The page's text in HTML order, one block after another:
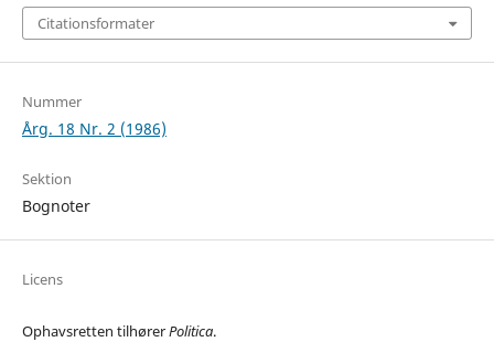
Citationsformater
Nummer
Årg. 18 Nr. 2 (1986)
Sektion
Bognoter
Licens
Ophavsretten tilhørerPolitica.